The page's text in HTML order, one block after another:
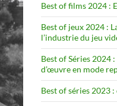
Best of films 2024 :
Best of jeux 2024 :
l’industrie du jeu
Best of Séries 2024
d’œuvre en mode
Best of séries 2023